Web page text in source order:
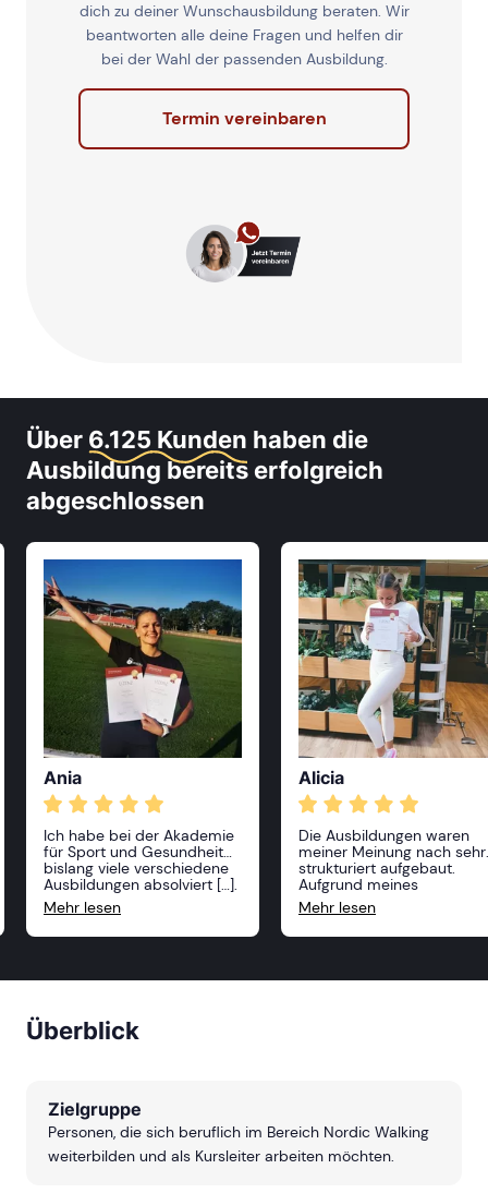
dich zu deiner Wunschausbildung beraten. Wir
beantworten alle deine Fragen und helfen dir
bei der Wahl der passenden Ausbildung.
Termin vereinbaren
Über 6.125 Kunden haben die
Ausbildung bereits erfolgreich
abgeschlossen
Ania
Ich habe bei der Akademie
für Sport und Gesundheit
bislang viele verschiedene
Ausbildungen absolviert […].
Alle Kurse waren sehr
anspruchsvoll und
professionell, die Dozenten
kann die Akademie nur
Jahr weitere Kurse zu
Mehr lesen
Alicia
Die Ausbildungen waren
meiner Meinung nach sehr
strukturiert aufgebaut.
Aufgrund meines
Sportstudiums hatte ich
schon einige
Vorerfahrungen, welche
erweitert wurden. Auch
Akademie zu machen.
Mehr lesen
Überblick
Zielgruppe
Personen, die sich beruflich im Bereich Nordic Walking
weiterbilden und als Kursleiter arbeiten möchten.